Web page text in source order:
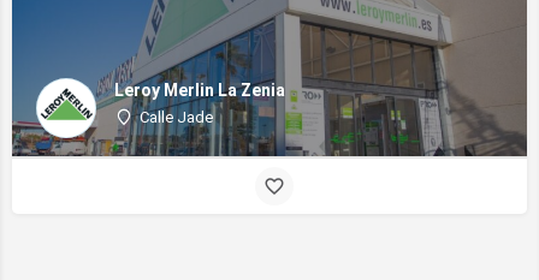
Leroy Merlin La Zenia
Calle Jade